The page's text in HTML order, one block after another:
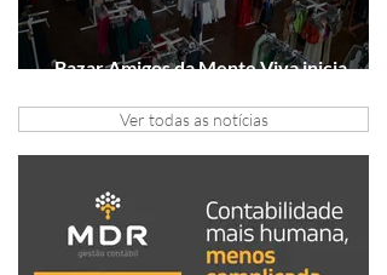
Bazar Amigos da Mente Viva inicia
Ver todas as notícias